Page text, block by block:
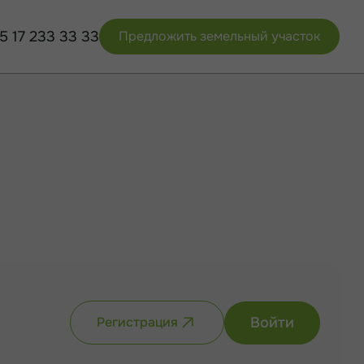
17 233 33 33 Предложить земельный участок
Регистрация Войти